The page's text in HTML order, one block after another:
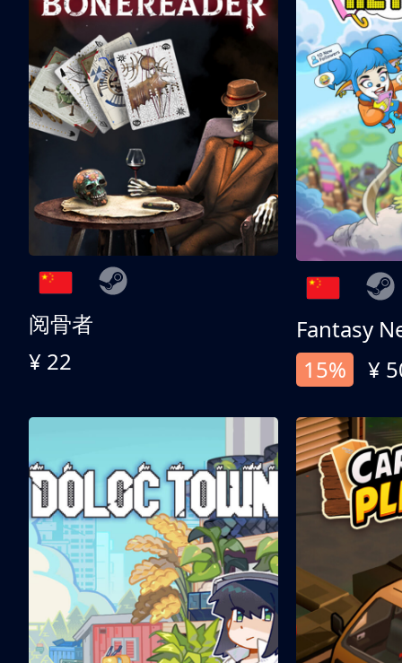
阅骨者
¥ 22
Fantasy
15%
¥